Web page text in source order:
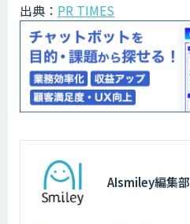
出典： PR TIMES
AIsmiley編集部